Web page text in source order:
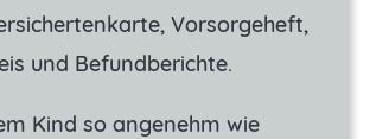
Vorsorgeheft,
und Befundberichte.
Kind so angenehm wie